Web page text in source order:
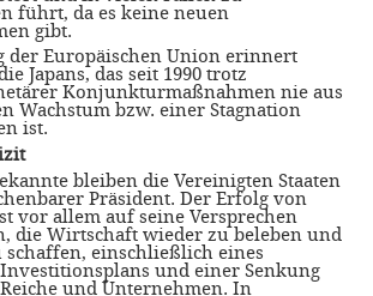
führt, da es keine neuen
gibt.
der Europäischen Union erinnert
Japans, das seit 1990 trotz
Konjunkturmaßnahmen nie aus
Wachstum bzw. einer Stagnation
ist.
bleiben die Vereinigten Staaten
Präsident. Der Erfolg von
vor allem auf seine Versprechen
die Wirtschaft wieder zu beleben und
schaffen, einschließlich eines
und einer Senkung
und Unternehmen. In